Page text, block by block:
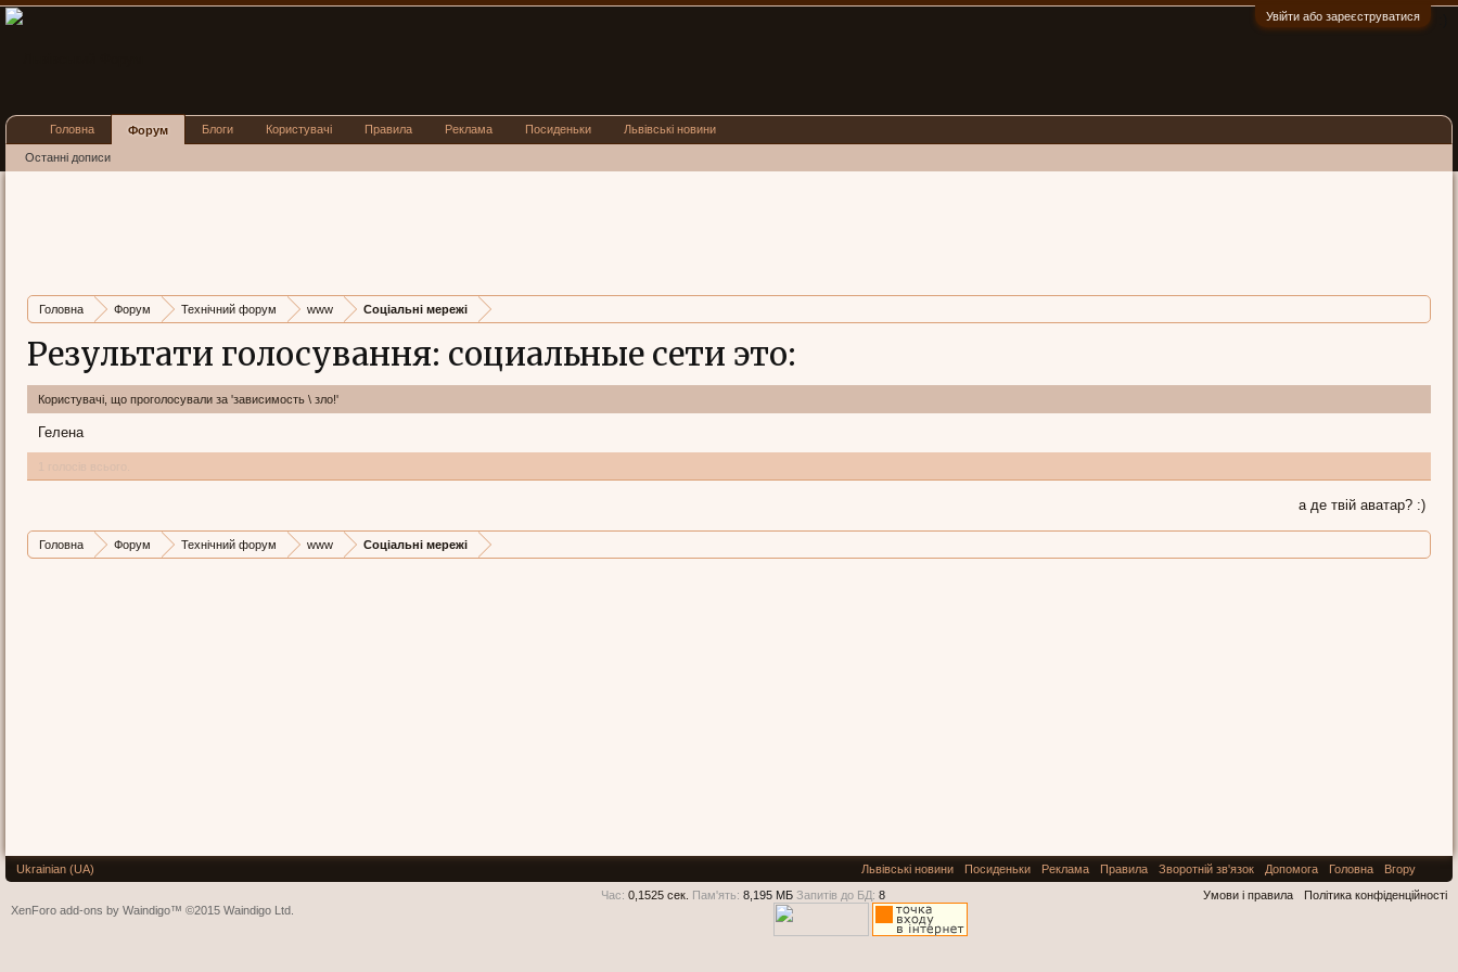
Увійти або зареєструватися
Головна Форум Технічний форум www Соціальні мережі
Результати голосування: социальные сети это:
Користувачі, що проголосували за 'зависимость \ зло!'
Гелена
а де твій аватар? :)
Головна Форум Технічний форум www Соціальні мережі
Головна Форум
Останні дописи
Блоги Користувачі Правила Реклама Посиденьки Львівські новини
Ukrainian (UA) Львівські новини Посиденьки Реклама Правила Зворотній зв'язок Допомога Головна
Вгору
Умови і правила
Політика конфіденційності
XenForo add-ons by Waindigo™ ©2015 Waindigo Ltd
Час: 0,1525 сек. Пам'ять: 8,195 МБ Запитів до БД: 8